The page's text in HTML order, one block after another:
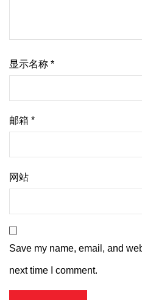
显示名称 *
邮箱 *
网站
Save my name, email, and
next time I comment.